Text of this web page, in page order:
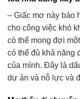
– Giấc mơ này báo
cho công việc khó
có thể mong đợi
có thể đủ khả năng
của mình. Đây là
dự án và nỗ lực và